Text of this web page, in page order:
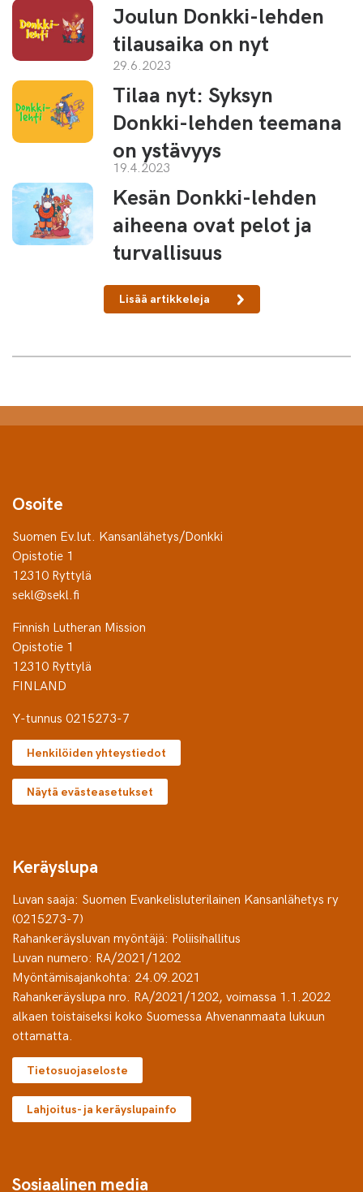
Joulun Donkki-lehden
tilausaika on nyt
29.6.2023
Tilaa nyt: Syksyn
Donkki-lehden teemana
on ystävyys
19.4.2023
Kesän Donkki-lehden
aiheena ovat pelot ja
turvallisuus
Lisää artikkeleja
Osoite
Suomen Ev.lut. Kansanlähetys/Donkki
Opistotie 1
12310 Ryttylä
sekl@sekl.fi
Finnish Lutheran Mission
Opistotie 1
12310 Ryttylä
FINLAND
Y-tunnus 0215273-7
Henkilöiden yhteystiedot
Näytä evästeasetukset
Keräyslupa
Luvan saaja: Suomen Evankelisluterilainen Kansanlähetys ry
(0215273-7)
Rahankeräysluvan myöntäjä: Poliisihallitus
Luvan numero: RA/2021/1202
Myöntämisajankohta: 24.09.2021
Rahankeräyslupa nro. RA/2021/1202, voimassa 1.1.2022
alkaen toistaiseksi koko Suomessa Ahvenanmaata lukuun
ottamatta.
Tietosuojaseloste
Lahjoitus- ja keräyslupainfo
Sosiaalinen media